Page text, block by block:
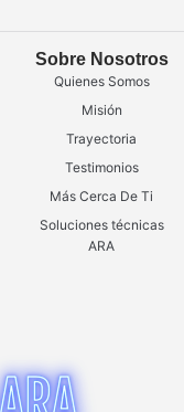
Sobre Nosotros
Quienes Somos
Misión
Trayectoria
Testimonios
Más Cerca De Ti
Soluciones técnicas
ARA